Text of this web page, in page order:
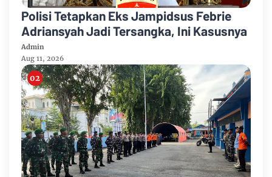
Polisi Tetapkan Eks Jampidsus Febrie
Adriansyah Jadi Tersangka, Ini Kasusnya
Admin
Aug 11, 2026